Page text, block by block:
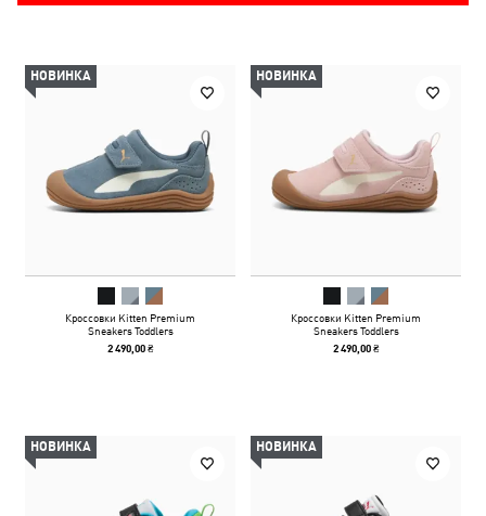
НОВИНКА
Кроссовки Kitten Premium
Sneakers Toddlers
2 490,00 ₴
НОВИНКА
Кроссовки Kitten Premium
Sneakers Toddlers
2 490,00 ₴
НОВИНКА НОВИНКА